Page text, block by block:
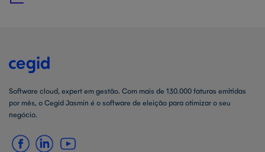
Software cloud, expert em gestão. Com mais de 130.000 faturas emitidas
por mês, o Cegid Jasmin é o software de eleição para otimizar o seu
negócio.